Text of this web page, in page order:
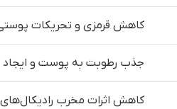
کاهش قرمزی و تحریکات
جذب رطوبت به پوست و ایجاد
کاهش اثرات مخرب رادیکال‌های